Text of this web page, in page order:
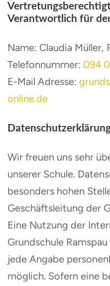
Verantwortlich für
Name: Claudia Müller,
Telefonnummer: 094
E-Mail Adresse:
online.de
Wir freuen uns sehr
unserer Schule.
besonders hohen
Geschäftsleitung der
Eine Nutzung der
Grundschule
jede Angabe
möglich. Sofern eine